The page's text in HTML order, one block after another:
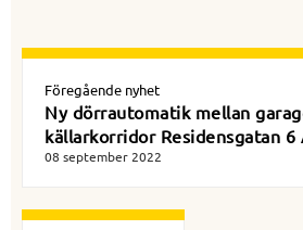
Föregående nyhet
Ny dörrautomatik mellan
källarkorridor Residensgatan 6
08 september 2022